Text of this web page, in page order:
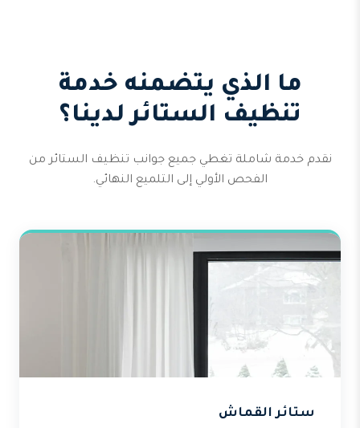
ما الذي يتضمنه خدمة
تنظيف الستائر لدينا؟
نقدم خدمة شاملة تغطي جميع جوانب تنظيف الستائر من
الفحص الأولي إلى التلميع النهائي.
ستائر القماش